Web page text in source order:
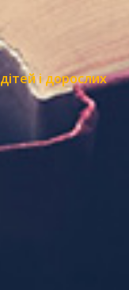
і дорослих